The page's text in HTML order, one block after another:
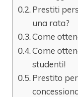
Prestiti
una rata?
Come
Come
studenti!
Prestito